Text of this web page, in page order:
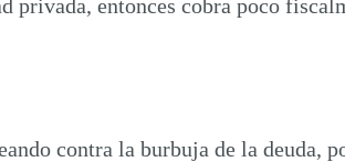
privada, entonces cobra poco
contra la burbuja de la deuda,